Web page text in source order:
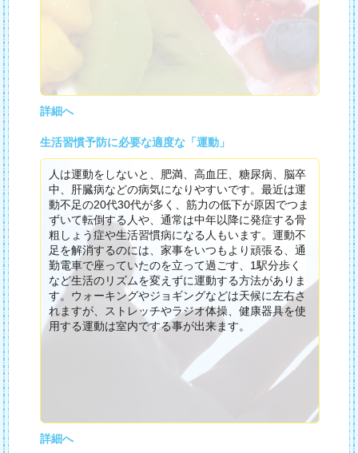
詳細へ
生活習慣予防に必要な適度な「運動」
人は運動をしないと、肥満、高血圧、糖尿病、脳卒
中、肝臓病などの病気になりやすいです。最近は運
動不足の20代30代が多く、筋力の低下が原因でつま
ずいて転倒する人や、通常は中年以降に発症する骨
粗しょう症や生活習慣病になる人もいます。運動不
足を解消するのには、家事をいつもより頑張る、通
勤電車で座っていたのを立って過ごす、1駅分歩く
など生活のリズムを変えずに運動する方法がありま
す。ウォーキングやジョギングなどは天候に左右さ
れますが、ストレッチやラジオ体操、健康器具を使
用する運動は室内でする事が出来ます。
詳細へ